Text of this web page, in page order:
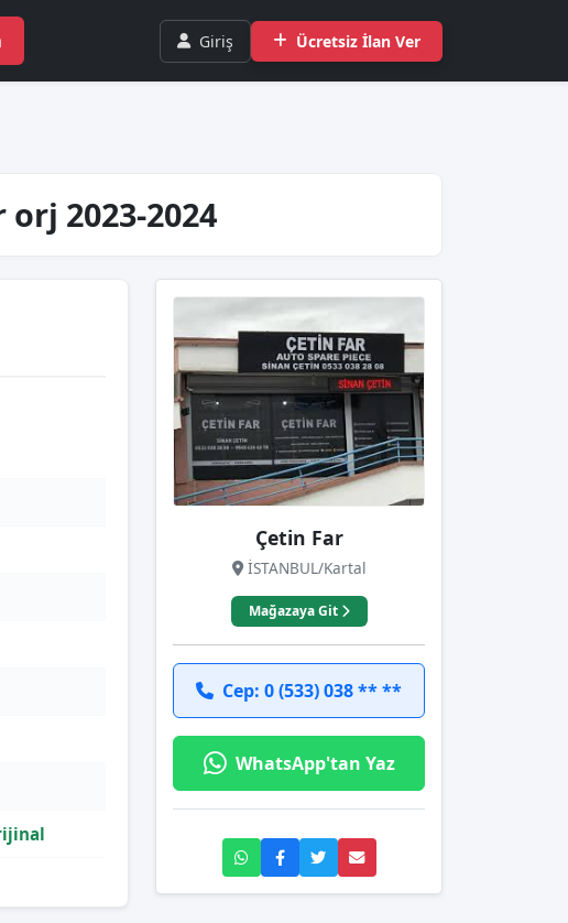
Giriş Ücretsiz İlan Ver
2023-2024
Çetin Far
İSTANBUL/Kartal
Mağazaya Git
Cep: 0 (533) 038 ** **
WhatsApp'tan Yaz